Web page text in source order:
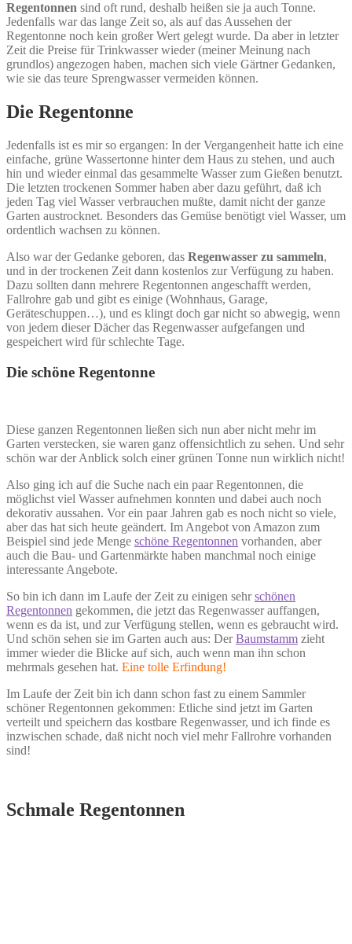
Regentonnen sind oft rund, deshalb heißen sie ja auch Tonne.
Jedenfalls war das lange Zeit so, als auf das Aussehen der
Regentonne noch kein großer Wert gelegt wurde. Da aber in letzter
Zeit die Preise für Trinkwasser wieder (meiner Meinung nach
grundlos) angezogen haben, machen sich viele Gärtner Gedanken,
wie sie das teure Sprengwasser vermeiden können.
Die Regentonne
Jedenfalls ist es mir so ergangen: In der Vergangenheit hatte ich eine
einfache, grüne Wassertonne hinter dem Haus zu stehen, und auch
hin und wieder einmal das gesammelte Wasser zum Gießen benutzt.
Die letzten trockenen Sommer haben aber dazu geführt, daß ich
jeden Tag viel Wasser verbrauchen mußte, damit nicht der ganze
Garten austrocknet. Besonders das Gemüse benötigt viel Wasser, um
ordentlich wachsen zu können.
Also war der Gedanke geboren, das Regenwasser zu sammeln,
und in der trockenen Zeit dann kostenlos zur Verfügung zu haben.
Dazu sollten dann mehrere Regentonnen angeschafft werden,
Fallrohre gab und gibt es einige (Wohnhaus, Garage,
Geräteschuppen…), und es klingt doch gar nicht so abwegig, wenn
von jedem dieser Dächer das Regenwasser aufgefangen und
gespeichert wird für schlechte Tage.
Die schöne Regentonne
Diese ganzen Regentonnen ließen sich nun aber nicht mehr im
Garten verstecken, sie waren ganz offensichtlich zu sehen. Und sehr
schön war der Anblick solch einer grünen Tonne nun wirklich nicht!
Also ging ich auf die Suche nach ein paar Regentonnen, die
möglichst viel Wasser aufnehmen konnten und dabei auch noch
dekorativ aussahen. Vor ein paar Jahren gab es noch nicht so viele,
aber das hat sich heute geändert. Im Angebot von Amazon zum
Beispiel sind jede Menge schöne Regentonnen vorhanden, aber
auch die Bau- und Gartenmärkte haben manchmal noch einige
interessante Angebote.
So bin ich dann im Laufe der Zeit zu einigen sehrschönen
Regentonnen gekommen, die jetzt das Regenwasser auffangen,
wenn es da ist, und zur Verfügung stellen, wenn es gebraucht wird.
Und schön sehen sie im Garten auch aus: DerBaumstamm zieht
immer wieder die Blicke auf sich, auch wenn man ihn schon
mehrmals gesehen hat. Eine tolle Erfindung!
Im Laufe der Zeit bin ich dann schon fast zu einem Sammler
schöner Regentonnen gekommen: Etliche sind jetzt im Garten
verteilt und speichern das kostbare Regenwasser, und ich finde es
inzwischen schade, daß nicht noch viel mehr Fallrohre vorhanden
sind!
Schmale Regentonnen